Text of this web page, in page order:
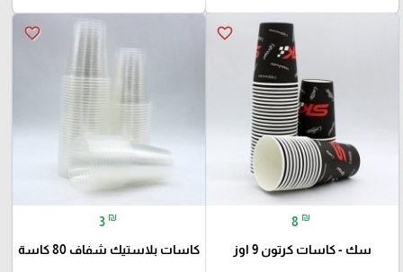
favorite_border
8 ₪
سك - كاسات كرتون 9 اوز
favorite_border
3 ₪
كاسات بلاستيك شفاف 80 كاسة